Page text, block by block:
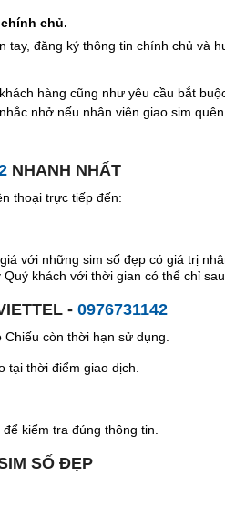
chủ.
tay, đăng ký thông tin chính chủ và
hàng cũng như yêu cầu bắt
nhở nếu nhân viên giao sim
NHANH NHẤT
thoại trực tiếp đến:
với những sim số đẹp có giá trị
khách với thời gian có thể chỉ
- 0976731142
còn thời hạn sử dụng.
tại thời điểm giao dịch.
kiểm tra đúng thông tin.
SỐ ĐẸP